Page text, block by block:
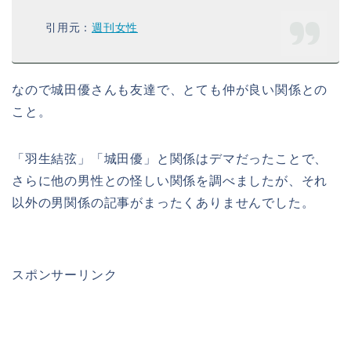
引用元：週刊女性
なので城田優さんも友達で、とても仲が良い関係との
こと。
「羽生結弦」「城田優」と関係はデマだったことで、
さらに他の男性との怪しい関係を調べましたが、それ
以外の男関係の記事がまったくありませんでした。
スポンサーリンク